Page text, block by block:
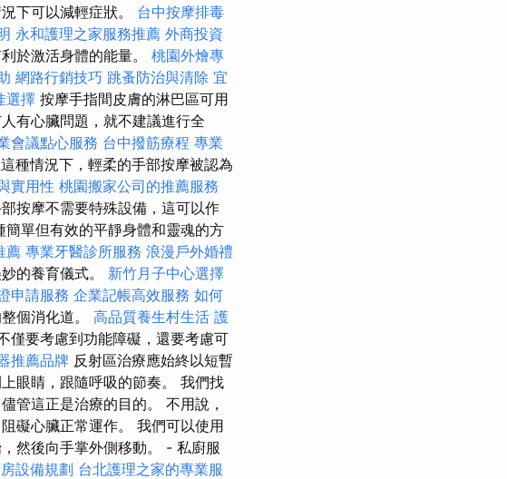
下可以減輕症狀。 台中按摩排毒
永和護理之家服務推薦 外商投資
於激活身體的能量。 桃園外燴專
網路行銷技巧 跳蚤防治與清除 宜
選擇 按摩手指間皮膚的淋巴區可用
有心臟問題，就不建議進行全
會議點心服務 台中撥筋療程 專業
種情況下，輕柔的手部按摩被認為
實用性 桃園搬家公司的推薦服務
按摩不需要特殊設備，這可以作
簡單但有效的平靜身體和靈魂的方
薦 專業牙醫診所服務 浪漫戶外婚禮
的養育儀式。 新竹月子中心選擇
申請服務 企業記帳高效服務 如何
個消化道。 高品質養生村生活 護
僅要考慮到功能障礙，還要考慮可
推薦品牌 反射區治療應始終以短暫
眼睛，跟隨呼吸的節奏。 我們找
管這正是治療的目的。 不用說，
礙心臟正常運作。 我們可以使用
然後向手掌外側移動。 - 私廚服
設備規劃 台北護理之家的專業服